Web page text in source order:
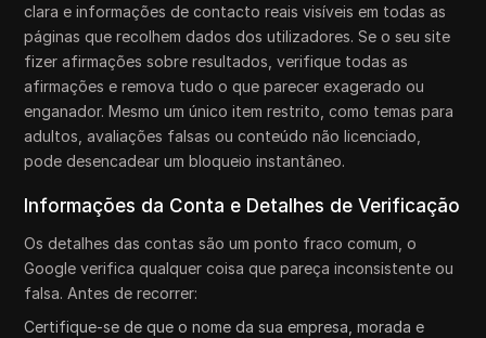
clara e informações de contacto reais visíveis em todas as
páginas que recolhem dados dos utilizadores. Se o seu site
fizer afirmações sobre resultados, verifique todas as
afirmações e remova tudo o que parecer exagerado ou
enganador. Mesmo um único item restrito, como temas para
adultos, avaliações falsas ou conteúdo não licenciado,
pode desencadear um bloqueio instantâneo.
Informações da Conta e Detalhes de Verificação
Os detalhes das contas são um ponto fraco comum, o
Google verifica qualquer coisa que pareça inconsistente ou
falsa. Antes de recorrer:
Certifique-se de que o nome da sua empresa, morada e